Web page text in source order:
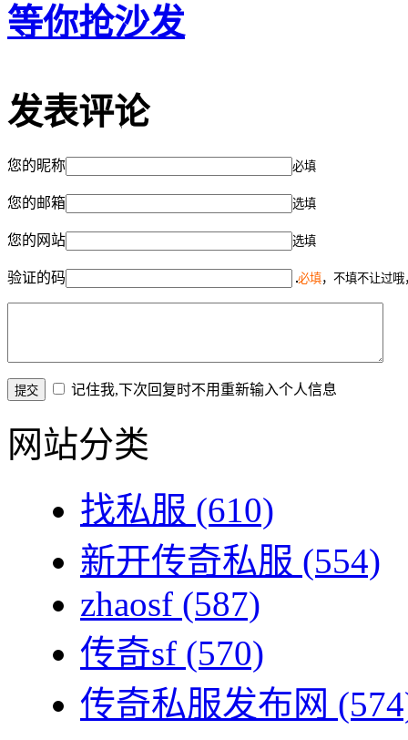
等你抢沙发
发表评论
您的昵称 必填
您的邮箱 选填
您的网站 选填
验证的码 必填，不填不让过
记住我,下次回复时不用重新输入个人信息
网站分类
找私服 (610)
新开传奇私服 (554)
zhaosf (587)
传奇sf (570)
传奇私服发布网